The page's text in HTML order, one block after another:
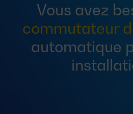
Vous avez
commutateur
automatique